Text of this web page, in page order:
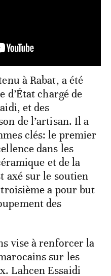
à Rabat, a été
d’État chargé de
et des
de l’artisan. Il a
clés: le premier
dans les
et de la
axé sur le soutien
a pour but
des
vise à renforcer la
sur les
Lahcen Essaidi